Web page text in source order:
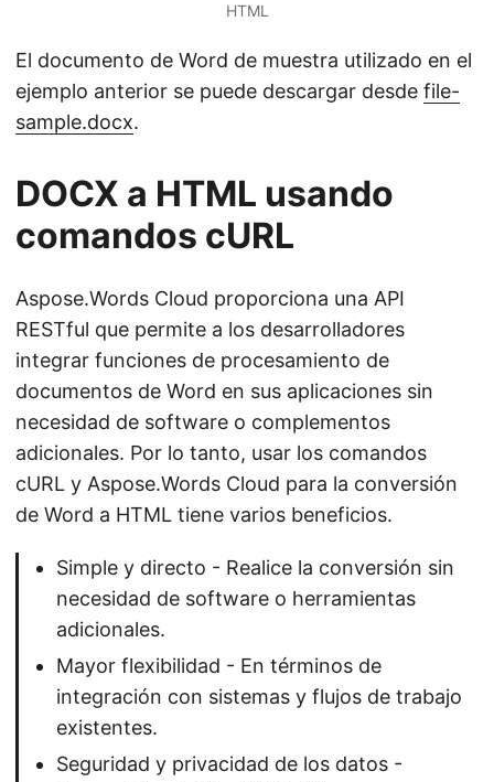
HTML
El documento de Word de muestra utilizado en el
ejemplo anterior se puede descargar desde file-
sample.docx.
DOCX a HTML usando
comandos cURL
Aspose.Words Cloud proporciona una API
RESTful que permite a los desarrolladores
integrar funciones de procesamiento de
documentos de Word en sus aplicaciones sin
necesidad de software o complementos
adicionales. Por lo tanto, usar los comandos
cURL y Aspose.Words Cloud para la conversión
de Word a HTML tiene varios beneficios.
Simple y directo - Realice la conversión sin
necesidad de software o herramientas
adicionales.
Mayor flexibilidad - En términos de
integración con sistemas y flujos de trabajo
existentes.
Seguridad y privacidad de los datos -